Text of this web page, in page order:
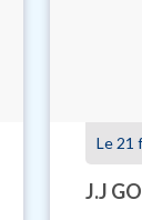
Le 21
J.J